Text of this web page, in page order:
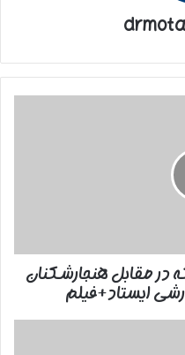
در مقابل هنجارشکنان
ایستاد+فیلم